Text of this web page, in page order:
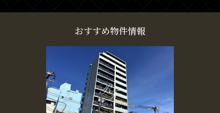
おすすめ物件情報